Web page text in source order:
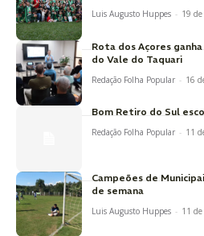
Luis Augusto Huppes - 19
Rota dos Açores
do Vale do Taquari
Redação Folha Popular - 16
Bom Retiro do Sul
Redação Folha Popular - 11
Campeões de
de semana
Luis Augusto Huppes - 11